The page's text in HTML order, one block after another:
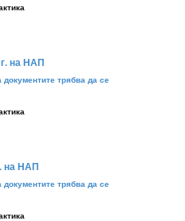
на НАП
трябва да се
на НАП
трябва да се